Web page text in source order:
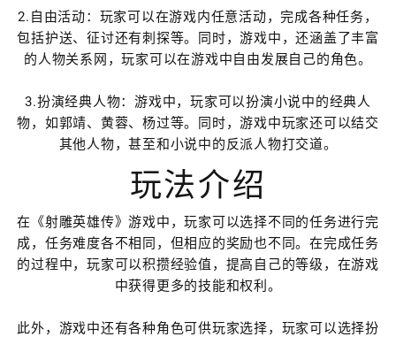
2.自由活动：玩家可以在游戏内任意活动，完成各种任务，
包括护送、征讨还有刺探等。同时，游戏中，还涵盖了丰富
的人物关系网，玩家可以在游戏中自由发展自己的角色。
3.扮演经典人物：游戏中，玩家可以扮演小说中的经典人
物，如郭靖、黄蓉、杨过等。同时，游戏中玩家还可以结交
其他人物，甚至和小说中的反派人物打交道。
玩法介绍
在《射雕英雄传》游戏中，玩家可以选择不同的任务进行完
成，任务难度各不相同，但相应的奖励也不同。在完成任务
的过程中，玩家可以积攒经验值，提高自己的等级，在游戏
中获得更多的技能和权利。
此外，游戏中还有各种角色可供玩家选择，玩家可以选择扮